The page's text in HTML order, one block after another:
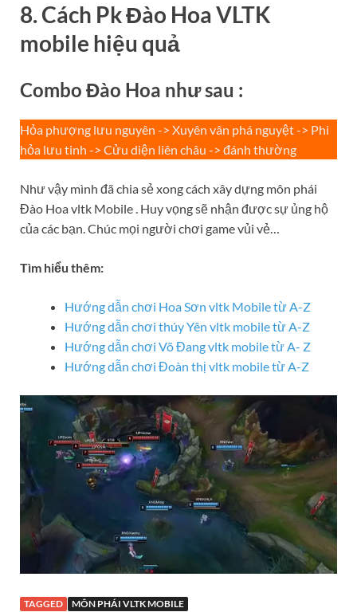
8. Cách Pk Đào Hoa VLTK
mobile hiệu quả
Combo Đào Hoa như sau :
Hỏa phượng lưu nguyên -> Xuyên vân phá nguyệt -> Phi
hỏa lưu tinh -> Cửu diện liên châu -> đánh thường
Như vậy mình đã chia sẻ xong cách xây dựng môn phái
Đào Hoa vltk Mobile . Huy vọng sẽ nhận được sự ủng hộ
của các bạn. Chúc mọi người chơi game vủi vẻ…
Tìm hiểu thêm:
Hướng dẫn chơi Hoa Sơn vltk Mobile từ A-Z
Hướng dẫn chơi thúy Yên vltk mobile từ A-Z
Hướng dẫn chơi Võ Đang vltk mobile từ A- Z
Hướng dẫn chơi Đoàn thị vltk mobile từ A-Z
TAGGED MÔN PHÁI VLTK MOBILE